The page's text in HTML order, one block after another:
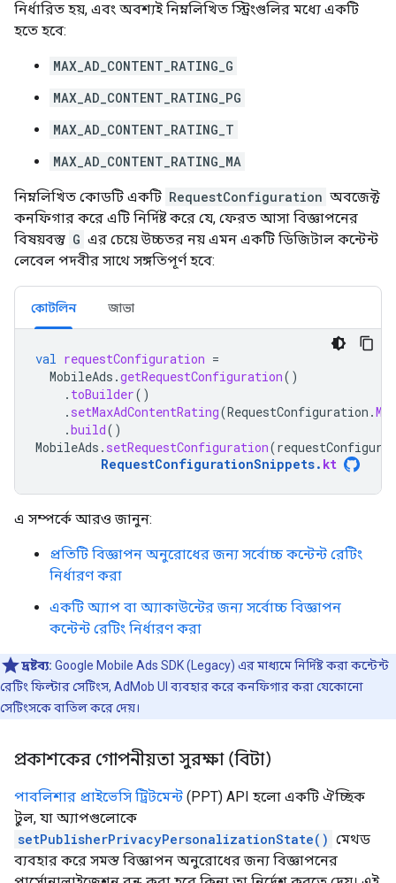
নির্ধারিত হয়, এবং অবশ্যই নিম্নলিখিত স্ট্রিংগুলির মধ্যে একটি
হতে হবে:
MAX_AD_CONTENT_RATING_G
MAX_AD_CONTENT_RATING_PG
MAX_AD_CONTENT_RATING_T
MAX_AD_CONTENT_RATING_MA
নিম্নলিখিত কোডটি একটি RequestConfiguration অবজেক্ট
কনফিগার করে এটি নির্দিষ্ট করে যে, ফেরত আসা বিজ্ঞাপনের
বিষয়বস্তু G এর চেয়ে উচ্চতর নয় এমন একটি ডিজিটাল কন্টেন্ট
লেবেল পদবীর সাথে সঙ্গতিপূর্ণ হবে:
কোটলিন জাভা
val requestConfiguration =
MobileAds .getRequestConfiguration()
. toBuilder()
. setMaxAdContentRating(RequestConfiguration .
.build()
MobileAds . setRequestConfiguration(
RequestConfigurationSnippets. kt
এ সম্পর্কে আরও জানুন:
প্রতিটি বিজ্ঞাপন অনুরোধের জন্য সর্বোচ্চ কন্টেন্ট রেটিং
নির্ধারণ করা
একটি অ্যাপ বা অ্যাকাউন্টের জন্য সর্বোচ্চ বিজ্ঞাপন
কন্টেন্ট রেটিং নির্ধারণ করা
দ্রষ্টব্য: Google Mobile Ads SDK (Legacy) এর মাধ্যমে নির্দিষ্ট করা কন্টেন্ট
রেটিং ফিল্টার সেটিংস, AdMob UI ব্যবহার করে কনফিগার করা যেকোনো
সেটিংসকে বাতিল করে দেয়।
প্রকাশকের গোপনীয়তা সুরক্ষা (বিটা)
পাবলিশার প্রাইভেসি ট্রিটমেন্ট (PPT) API হলো একটি ঐচ্ছিক
টুল, যা অ্যাপগুলোকে
setPublisherPrivacyPersonalizationState() মেথড
ব্যবহার করে সমস্ত বিজ্ঞাপন অনুরোধের জন্য বিজ্ঞাপনের